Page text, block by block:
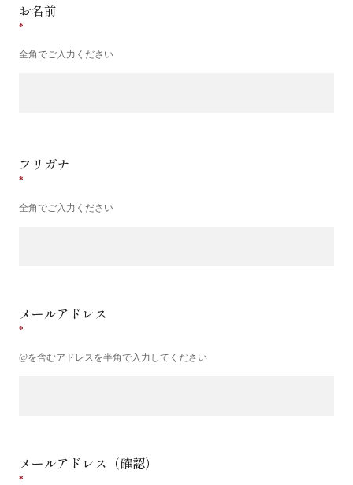
お名前
全角でご入力ください
フリガナ
全角でご入力ください
メールアドレス
@を含むアドレスを半角で入力してください
メールアドレス（確認）